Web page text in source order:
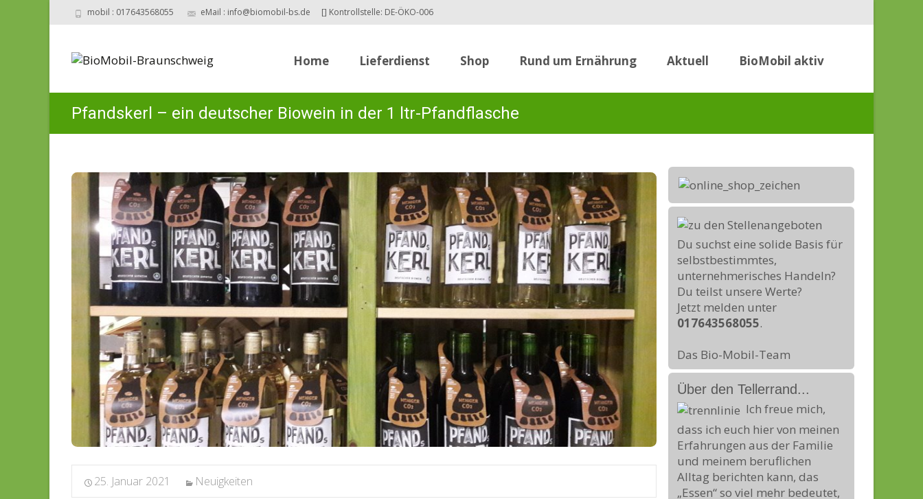
mobil : 017643568055 eMail : info@biomobil-bs.de [] Kontrollstelle: DE-ÖKO-006
Home
Lieferdienst Shop Rund um Ernährung Aktuell BioMobil aktiv
Pfandskerl – ein deutscher Biowein in der 1 ltr-Pfandflasche
25. Januar 2021 Neuigkeiten
Du suchst eine solide Basis für
selbstbestimmtes,
unternehmerisches Handeln?
Du teilst unsere Werte?
Jetzt melden unter
017643568055.
Das Bio-Mobil-Team
Über den Tellerrand...
Ich freue mich,
dass ich euch hier von meinen
Erfahrungen aus der Familie
und meinem beruflichen
Alltag berichten kann, das
„Essen“ so viel mehr bedeutet,